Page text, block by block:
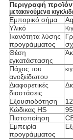
Περιγραφή
μετακινούμενα
Εμπορικό σήμα
Υλικό
Ικανότητα λύσης
προγράμματος
Θέση
εγκατάστασης
Πάχος του
ανοξείδωτου
Διαφορετικές
διαστάσεις
Εξουσιοδότηση
Κώδικας HS
Πιστοποίηση
Εμπειρία
προγράμματος